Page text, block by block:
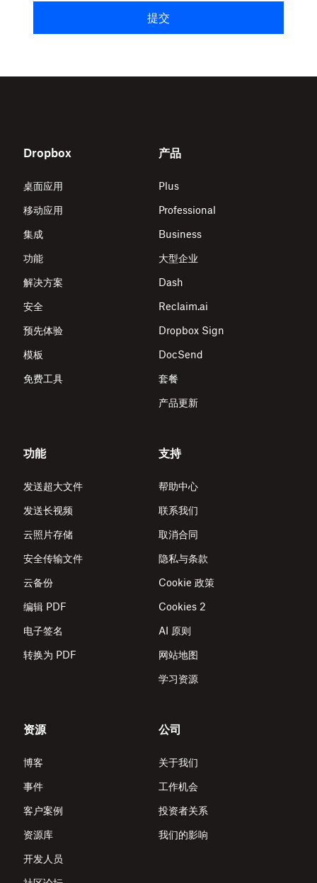
提交
Dropbox
桌面应用
移动应用
集成
功能
解决方案
安全
预先体验
模板
免费工具
产品
Plus
Professional
Business
大型企业
Dash
Reclaim.ai
Dropbox Sign
DocSend
套餐
产品更新
功能
发送超大文件
发送长视频
云照片存储
安全传输文件
云备份
编辑 PDF
电子签名
转换为 PDF
支持
帮助中心
联系我们
取消合同
隐私与条款
Cookie 政策
Cookies 2
AI 原则
网站地图
学习资源
资源
博客
事件
客户案例
资源库
开发人员
公司
关于我们
工作机会
投资者关系
我们的影响